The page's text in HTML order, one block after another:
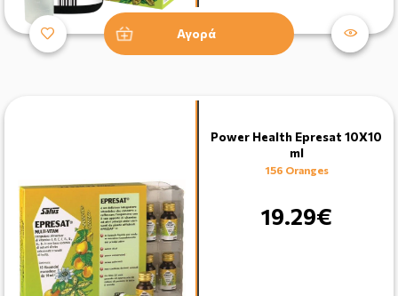
Αγορά
Power Health Epresat 10X10
ml
156 Oranges
19.29€